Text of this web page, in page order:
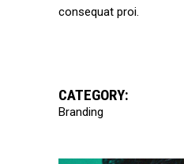
consequat proi.
CATEGORY:
Branding